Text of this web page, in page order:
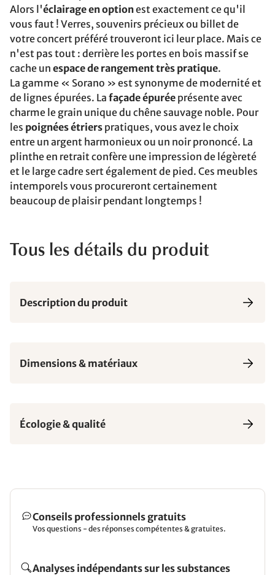
Alors l'éclairage en optionest exactement ce qu'il
vous faut ! Verres, souvenirs précieux ou billet de
votre concert préféré trouveront ici leur place. Mais ce
n'est pas tout : derrière les portes en bois massif se
cache un espace de rangement très pratique.
La gamme « Sorano » est synonyme de modernité et
de lignes épurées. La façade épurée présente avec
charme le grain unique du chêne sauvage noble. Pour
les poignées étriers pratiques, vous avez le choix
entre un argent harmonieux ou un noir prononcé. La
plinthe en retrait confère une impression de légèreté
et le large cadre sert également de pied. Ces meubles
intemporels vous procureront certainement
beaucoup de plaisir pendant longtemps !
Tous les détails du produit
Description du produit
Dimensions & matériaux
Écologie & qualité
Conseils professionnels gratuits
Vos questions - des réponses compétentes & gratuites.
Analyses indépendants sur les substances